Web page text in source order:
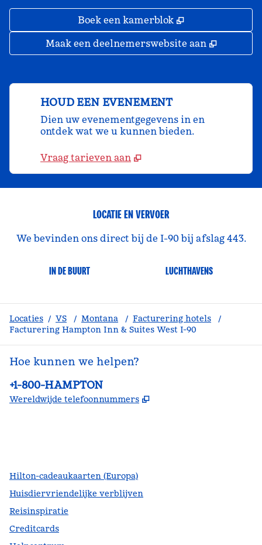
Boek een kamerblok ,
Maak een deelnemerswebsite aan ,
HOUD EEN EVENEMENT
Dien uw evenementgegevens in en
ontdek wat we u kunnen bieden.
Vraag tarieven aan
LOCATIE EN VERVOER
We bevinden ons direct bij de I-90 bij afslag 443.
IN DE BUURT LUCHTHAVENS
Locaties / VS / Montana / Facturering hotels
/
Facturering Hampton Inn & Suites West I-90
Hoe kunnen we helpen?
Telefoon:
+1-800-HAMPTON
Wereldwijde telefoonnummers ,
Hilton-cadeaukaarten (Europa)
Huisdiervriendelijke verblijven
Reisinspiratie
Creditcards